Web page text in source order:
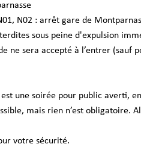
N02 : arrêt gare de
sous peine d'expulsion
ne sera accepté à l’entrer (sauf
une soirée pour public averti,
mais rien n’est obligatoire.
votre sécurité.